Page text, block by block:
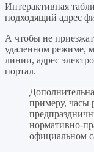
Интерактивная
подходящий адрес
А чтобы не
удаленном режиме,
линии, адрес
портал.
примеру, часы
нормативно-
официальном